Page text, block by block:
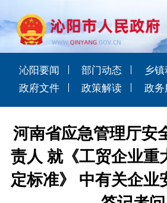
沁阳要闻 部门动态 乡
政府文件
政策解读 政
河南省应急管理厅安
责人 就《工贸企业重
定标准》 中有关企业